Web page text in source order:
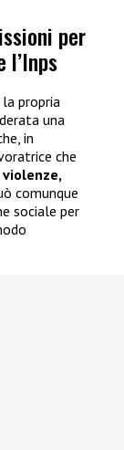
per
propria
una
in
che
comunque
sociale per